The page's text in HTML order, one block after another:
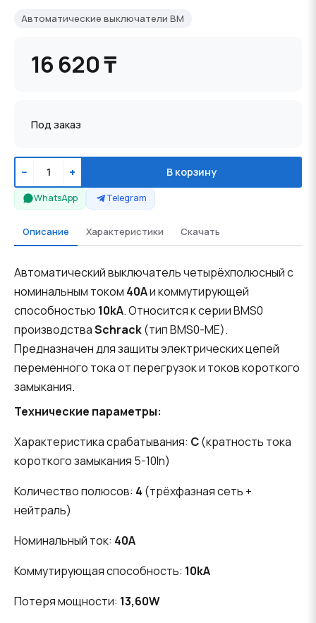
Автоматические выключатели BM
16 620 ₸
Под заказ
− + В корзину
WhatsApp Telegram
Описание Характеристики Скачать
Автоматический выключатель четырёхполюсный с
номинальным током 40Aи коммутирующей
способностью 10kA. Относится к серии BMS0
производстваSchrack(тип BMS0-ME).
Предназначен для защиты электрических цепей
переменного тока от перегрузок и токов короткого
замыкания.
Технические параметры:
Характеристика срабатывания: C(кратность тока
короткого замыкания 5-10In)
Количество полюсов: 4 (трёхфазная сеть +
нейтраль)
Номинальный ток: 40A
Коммутирующая способность: 10kA
Потеря мощности: 13,60W